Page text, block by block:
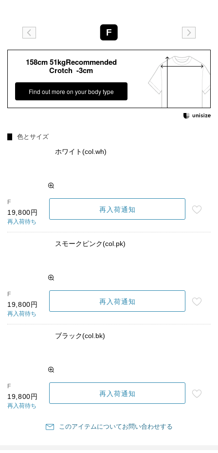
F
158cm 51kgRecommended
Crotch -3cm
Find out more on your body type
色とサイズ
ホワイト(col.wh)
F
19,800円
再入荷待ち
再入荷通知
スモークピンク(col.pk)
F
19,800円
再入荷待ち
再入荷通知
ブラック(col.bk)
F
19,800円
再入荷待ち
再入荷通知
このアイテムについてお問い合わせする